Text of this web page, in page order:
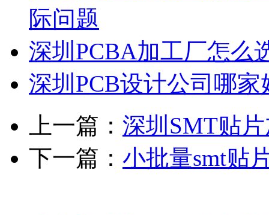
际问题
深圳PCBA加工厂怎么
深圳PCB设计公司哪
上一篇： 深圳SMT贴
下一篇： 小批量smt贴